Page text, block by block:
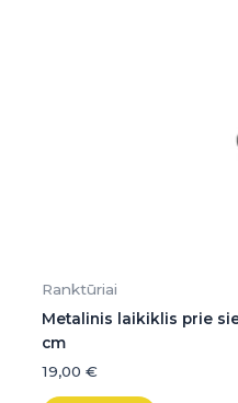
Ranktūriai
Metalinis laikiklis prie
cm
19,00 €